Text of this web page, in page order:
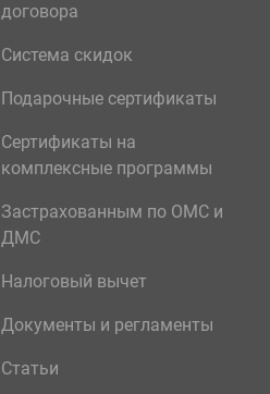
договора
Система скидок
Подарочные сертификаты
Сертификаты на
комплексные программы
Застрахованным по ОМС и
ДМС
Налоговый вычет
Документы и регламенты
Статьи